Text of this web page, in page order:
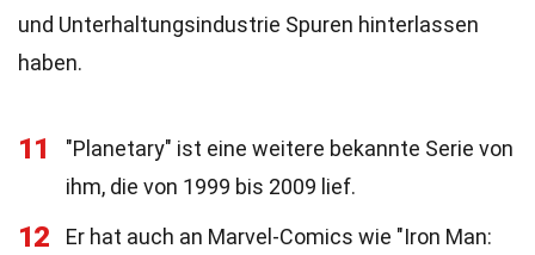
und Unterhaltungsindustrie Spuren hinterlassen
haben.
11
"Planetary" ist eine weitere bekannte Serie von
ihm, die von 1999 bis 2009 lief.
12
Er hat auch an Marvel-Comics wie "Iron Man: